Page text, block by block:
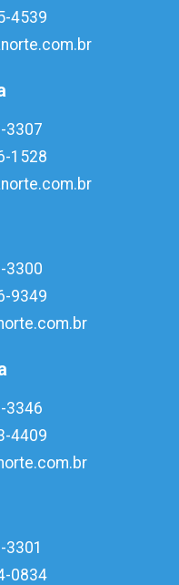
4539
3307
1528
3300
9349
3346
4409
3301
0834